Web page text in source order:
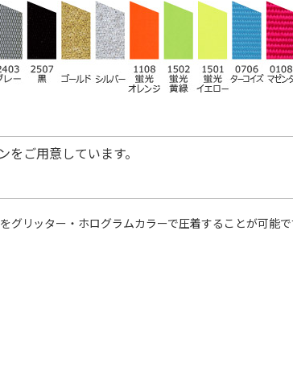
ご用意しています。
リッター・ホログラムカラーで圧着することが可能で